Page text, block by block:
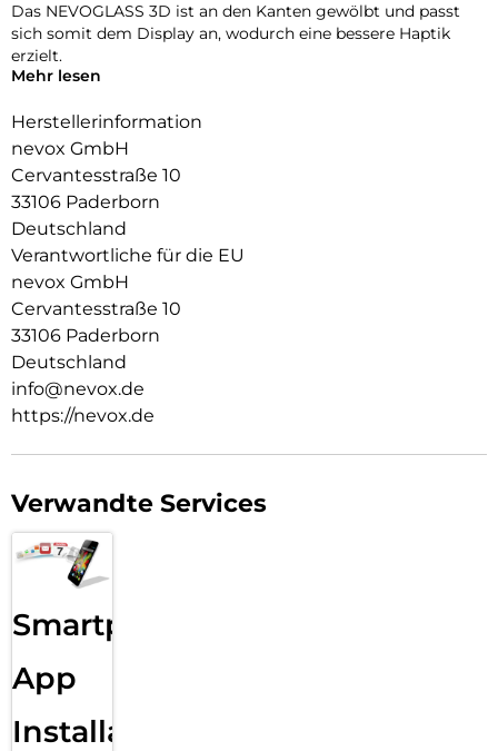
Das NEVOGLASS 3D ist an den Kanten gewölbt und passt
sich somit dem Display an, wodurch eine bessere Haptik
erzielt.
zuverlässig geschützt.
Mehr lesen
Herstellerinformation
nevox GmbH
Cervantesstraße 10
33106 Paderborn
Deutschland
Verantwortliche für die EU
nevox GmbH
Cervantesstraße 10
33106 Paderborn
Deutschland
info@nevox.de
https://nevox.de
Verwandte Services
Smartphone
App
Installation